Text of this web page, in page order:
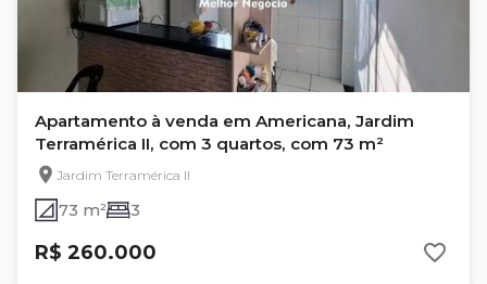
Apartamento à venda em Americana, Jardim
Terramérica II, com 3 quartos, com 73 m²
Jardim Terramérica II
73 m² 3
R$ 260.000